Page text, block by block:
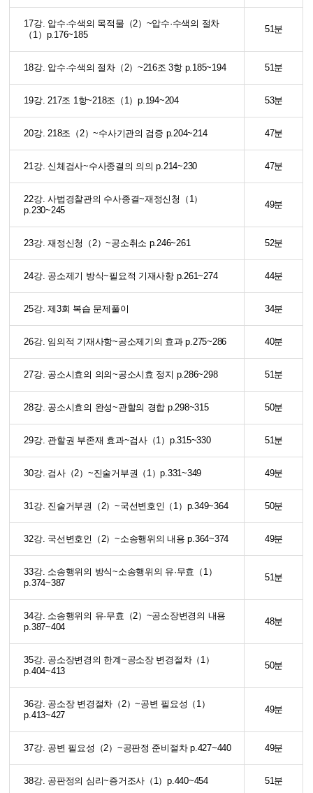
17강. 압수·수색의 목적물（2）~압수·수색의 절차
（1）p.176~185
51분
18강. 압수·수색의 절차（2）~216조 3항 p.185~194 51분
19강. 217조 1항~218조（1）p.194~204 53분
20강. 218조（2）~수사기관의 검증 p.204~214 47분
21강. 신체검사~수사종결의 의의 p.214~230 47분
22강. 사법경찰관의 수사종결~재정신청（1）
p.230~245
49분
23강. 재정신청（2）~공소취소 p.246~261 52분
24강. 공소제기 방식~필요적 기재사항 p.261~274 44분
25강. 제3회 복습 문제풀이 34분
26강. 임의적 기재사항~공소제기의 효과 p.275~286 40분
27강. 공소시효의 의의~공소시효 정지 p.286~298 51분
28강. 공소시효의 완성~관할의 경합 p.298~315 50분
29강. 관할권 부존재 효과~검사（1）p.315~330 51분
30강. 검사（2）~진술거부권（1）p.331~349 49분
31강. 진술거부권（2）~국선변호인（1）p.349~364 50분
32강. 국선변호인（2）~소송행위의 내용 p.364~374 49분
33강. 소송행위의 방식~소송행위의 유·무효（1）
p.374~387
51분
34강. 소송행위의 유·무효（2）~공소장변경의 내용
p.387~404
48분
35강. 공소장변경의 한계~공소장 변경절차（1）
p.404~413
50분
36강. 공소장 변경절차（2）~공변 필요성（1）
p.413~427
49분
37강. 공변 필요성（2）~공판정 준비절차 p.427~440 49분
38강. 공판정의 심리~증거조사（1）p.440~454 51분